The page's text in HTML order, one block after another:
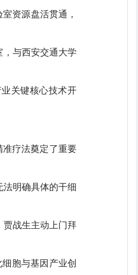
资源盘活贯通，
与西安交通大学
关键核心技术开
疗法奠定了重要
明确具体的干细
战生主动上门拜
胞与基因产业创